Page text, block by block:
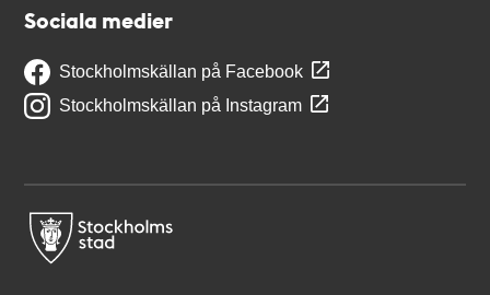
Sociala medier
Stockholmskällan på Facebook
Stockholmskällan på Instagram